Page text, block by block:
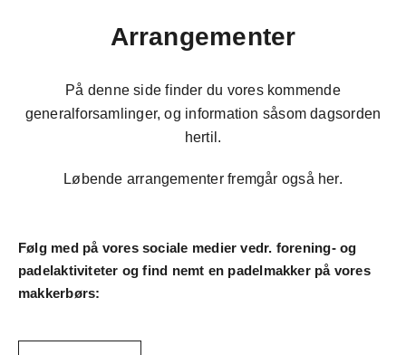
Arrangementer
På denne side finder du vores kommende
generalforsamlinger, og information såsom dagsorden
hertil.
Løbende arrangementer fremgår også her.
Følg med på vores sociale medier vedr. forening- og
padelaktiviteter og find nemt en padelmakker på vores
makkerbørs: